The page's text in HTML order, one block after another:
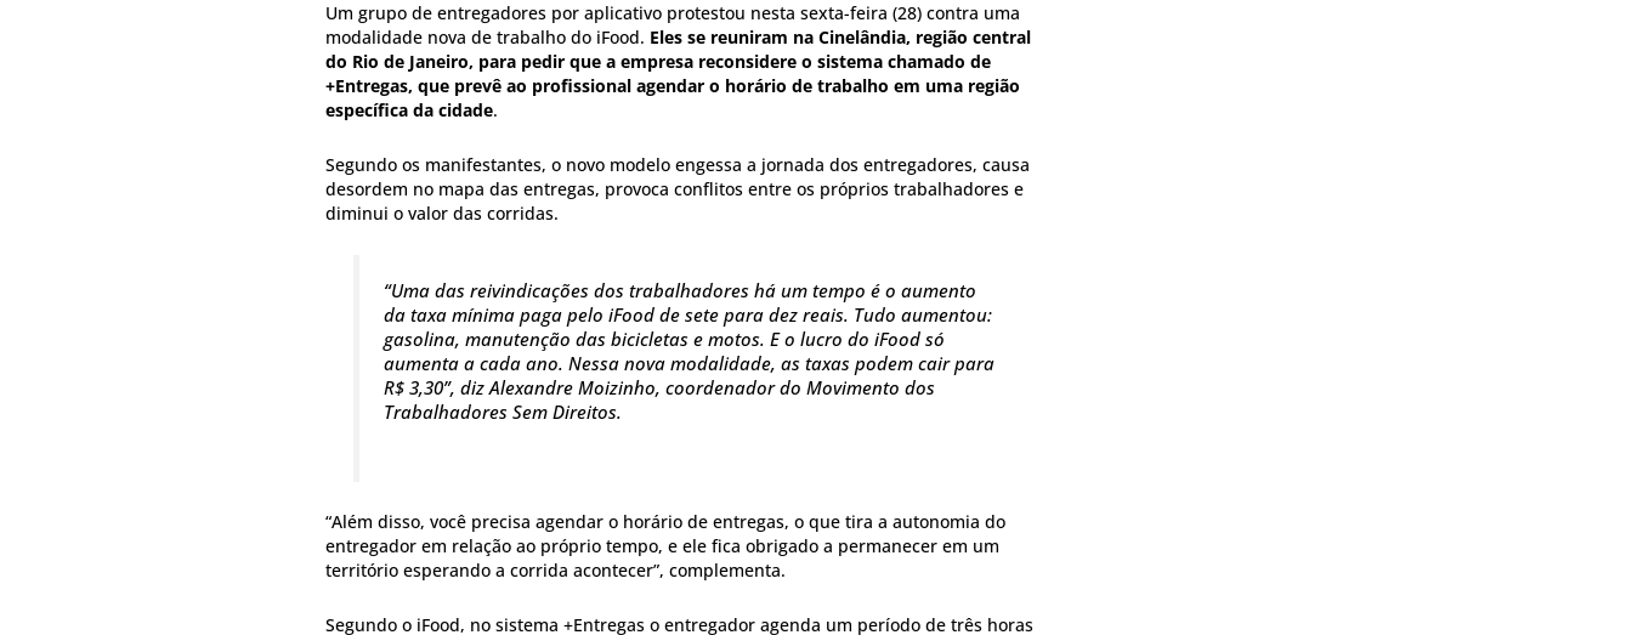
Um grupo de entregadores por aplicativo protestou nesta sexta-feira (28) contra uma
modalidade nova de trabalho do iFood. Eles se reuniram na Cinelândia, região central
do Rio de Janeiro, para pedir que a empresa reconsidere o sistema chamado de
+Entregas, que prevê ao profissional agendar o horário de trabalho em uma região
específica da cidade.
Segundo os manifestantes, o novo modelo engessa a jornada dos entregadores, causa
desordem no mapa das entregas, provoca conflitos entre os próprios trabalhadores e
diminui o valor das corridas.
“Uma das reivindicações dos trabalhadores há um tempo é o aumento
da taxa mínima paga pelo iFood de sete para dez reais. Tudo aumentou:
gasolina, manutenção das bicicletas e motos. E o lucro do iFood só
aumenta a cada ano. Nessa nova modalidade, as taxas podem cair para
R$ 3,30”, diz Alexandre Moizinho, coordenador do Movimento dos
Trabalhadores Sem Direitos.
“Além disso, você precisa agendar o horário de entregas, o que tira a autonomia do
entregador em relação ao próprio tempo, e ele fica obrigado a permanecer em um
território esperando a corrida acontecer”, complementa.
Segundo o iFood, no sistema +Entregas o entregador agenda um período de três horas